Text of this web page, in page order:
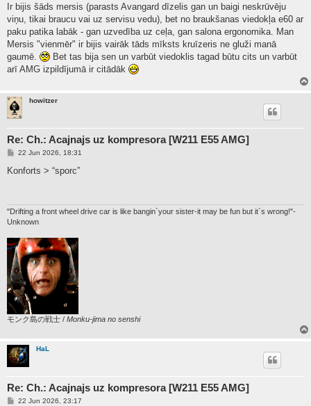
Ir bijis šāds mersis (parasts Avangard dīzelis gan un baigi neskrūvēju
viņu, tikai braucu vai uz servisu vedu), bet no braukšanas viedokļa e60 ar
paku patika labāk - gan uzvedība uz ceļa, gan salona ergonomika. Man
Mersis "vienmēr" ir bijis vairāk tāds mīksts kruīzeris ne gluži manā
gaumē.
Bet tas bija sen un varbūt viedoklis tagad būtu cits un varbūt
arī AMG izpildījumā ir citādāk
howitzer
Re: Ch.: Acajnajs uz kompresora [W211 E55 AMG]
P
s
22 Jun 2026, 18:31
Konforts > “sporc”
"Drifting a front wheel drive car is like bangin`your sister-it may be fun but it`s wrong!"-
Unknown
モンク島の戦士 / Monku-jima no senshi
HaL
Re: Ch.: Acajnajs uz kompresora [W211 E55 AMG]
P22 Jun 2026, 23:17